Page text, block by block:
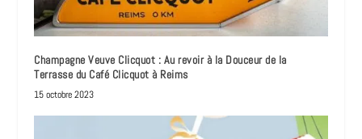
Champagne Veuve Clicquot : Au revoir à la Douceur de la
Terrasse du Café Clicquot à Reims
15 octobre 2023